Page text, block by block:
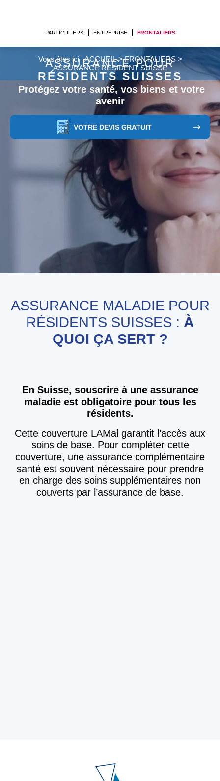
PARTICULIERS ENTREPRISE FRONTALIERS
Vous êtes ici :ACCUEIL>FRONTALIERS>
ASSURANCE RÉSIDENT SUISSE
ASSURANCE POUR
RÉSIDENTS SUISSES
Protégez votre santé, vos biens et votre
avenir
VOTRE DEVIS GRATUIT
ASSURANCE MALADIE POUR
RÉSIDENTS SUISSES : À
QUOI ÇA SERT ?
En Suisse, souscrire à une assurance
maladie est obligatoire pour tous les
résidents.
Cette couverture LAMal garantit l’accès aux
soins de base. Pour compléter cette
couverture, une assurance complémentaire
santé est souvent nécessaire pour prendre
en charge des soins supplémentaires non
couverts par l’assurance de base.